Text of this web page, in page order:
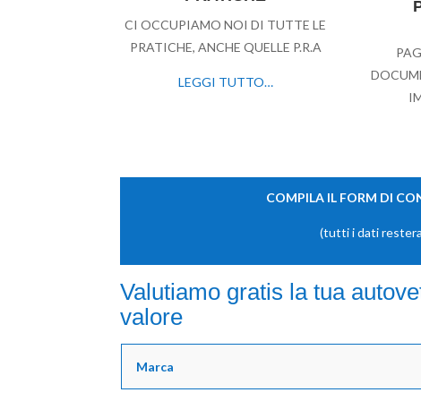
CI OCCUPIAMO NOI DI TUTTE LE
PRATICHE, ANCHE QUELLE P.R.A
LEGGI TUTTO…
COMPILA IL FORM DI
(tutti i dati
Valutiamo gratis la tua
valore